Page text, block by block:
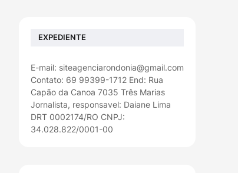
EXPEDIENTE
E-mail: siteagenciarondonia@gmail.com
Contato: 69 99399-1712 End: Rua
Capão da Canoa 7035 Três Marias
Jornalista, responsavel: Daiane Lima
DRT 0002174/RO CNPJ:
34.028.822/0001-00